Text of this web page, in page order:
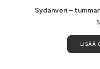
LISÄÄ
Sydänveri –
LISÄÄ